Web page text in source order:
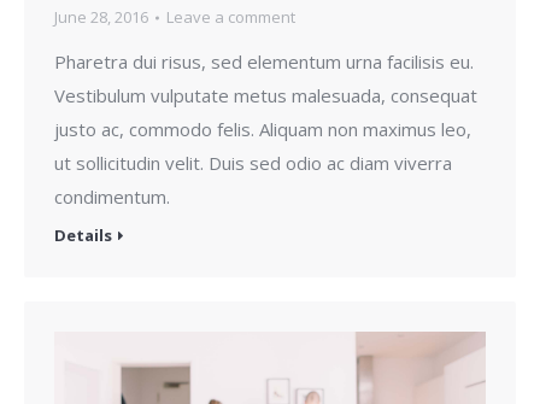
June 28, 2016
Leave a comment
Pharetra dui risus, sed elementum urna facilisis eu.
Vestibulum vulputate metus malesuada, consequat
justo ac, commodo felis. Aliquam non maximus leo,
ut sollicitudin velit. Duis sed odio ac diam viverra
condimentum.
Details